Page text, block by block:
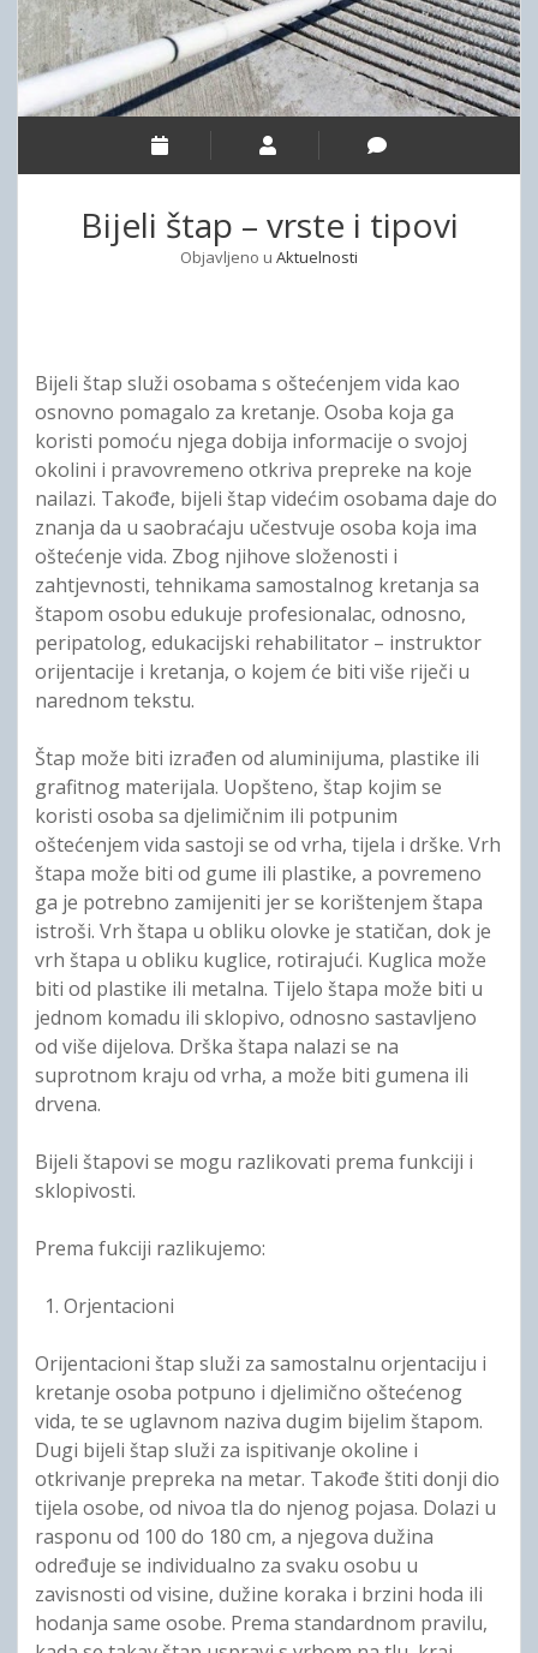
i
h
C
n
e
r
e
r
o
p
d
o
w
UPRAVNI ODBOR
NADZORNI ODBOR
STRUČNA SLUŽBA
n
d
r
o
p
d
o
w
n
e
n
ORGANIZACIJA SLIJEPIH ZA BAR I ULCINJ
ORGANIZACIJA SLIJEPIH ZA BERANE, ANDRIJEVICU, PLAV I
ROŽAJE
ORGANIZACIJA SLIJEPIH ZA BIJELO POLJE I MOJKOVAC
ORGANIZACIJA SLIJEPIH ZA KOTOR, TIVAT, HERCEG NOVI I
ORGANIZACIJA SLIJEPIH ZA NIKŠIĆ, ŠAVNIK I PLUŽINE
ORGANIZACIJA SLIJEPIH CETINJE
ZVUČNA REVIJA
KONTAKT
Bijeli štap – vrste i tipovi
Objavljeno u Aktuelnosti
Bijeli štap služi osobama s oštećenjem vida kao
osnovno pomagalo za kretanje. Osoba koja ga
koristi pomoću njega dobija informacije o svojoj
okolini i pravovremeno otkriva prepreke na koje
nailazi. Takođe, bijeli štap videćim osobama daje do
znanja da u saobraćaju učestvuje osoba koja ima
oštećenje vida. Zbog njihove složenosti i
zahtjevnosti, tehnikama samostalnog kretanja sa
štapom osobu edukuje profesionalac, odnosno,
peripatolog, edukacijski rehabilitator – instruktor
orijentacije i kretanja, o kojem će biti više riječi u
narednom tekstu.
Štap može biti izrađen od aluminijuma, plastike ili
grafitnog materijala. Uopšteno, štap kojim se
koristi osoba sa djelimičnim ili potpunim
oštećenjem vida sastoji se od vrha, tijela i drške. Vrh
štapa može biti od gume ili plastike, a povremeno
ga je potrebno zamijeniti jer se korištenjem štapa
istroši. Vrh štapa u obliku olovke je statičan, dok je
vrh štapa u obliku kuglice, rotirajući. Kuglica može
biti od plastike ili metalna. Tijelo štapa može biti u
jednom komadu ili sklopivo, odnosno sastavljeno
od više dijelova. Drška štapa nalazi se na
suprotnom kraju od vrha, a može biti gumena ili
drvena.
Bijeli štapovi se mogu razlikovati prema funkciji i
sklopivosti.
Prema fukciji razlikujemo:
Orjentacioni
Orijentacioni štap služi za samostalnu orjentaciju i
kretanje osoba potpuno i djelimično oštećenog
vida, te se uglavnom naziva dugim bijelim štapom.
Dugi bijeli štap služi za ispitivanje okoline i
otkrivanje prepreka na metar. Takođe štiti donji dio
tijela osobe, od nivoa tla do njenog pojasa. Dolazi u
rasponu od 100 do 180 cm, a njegova dužina
određuje se individualno za svaku osobu u
zavisnosti od visine, dužine koraka i brzini hoda ili
hodanja same osobe. Prema standardnom pravilu,